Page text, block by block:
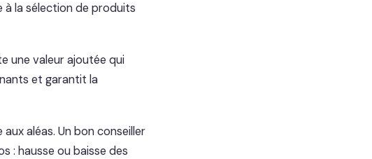
à la sélection de produits
une valeur ajoutée qui
et garantit la
aléas. Un bon conseiller
: hausse ou baisse des